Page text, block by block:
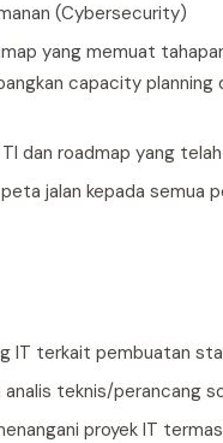
(Cybersecurity)
yang memuat
capacity
dan roadmap yang
jalan kepada
IT terkait pembuatan
analis teknis/perancang
proyek IT